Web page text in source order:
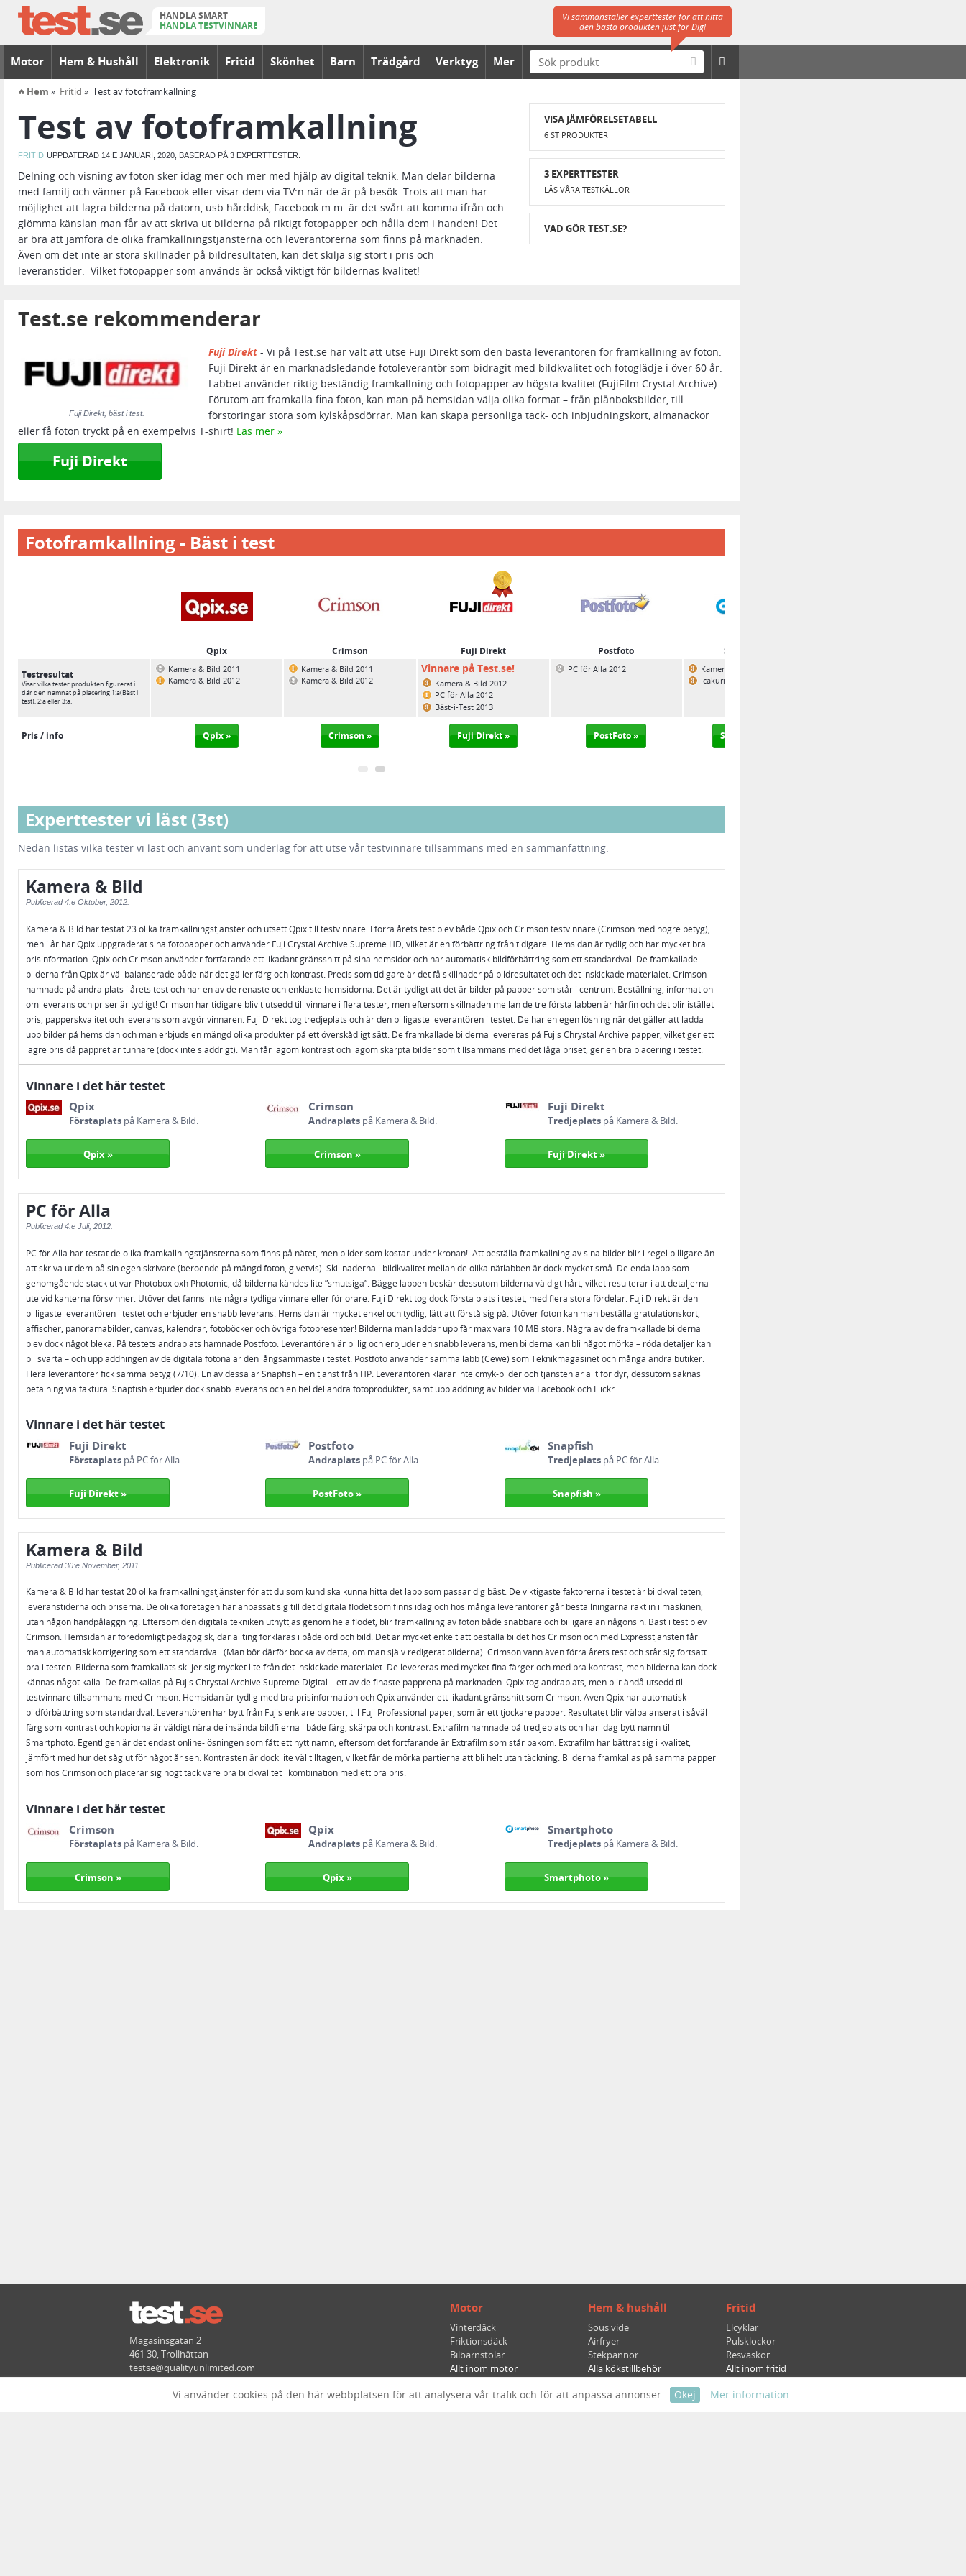
Vi använder cookies på den här webbplatsen för att analysera vår trafik och för att anpassa annonser. Okej Mer information
HANDLA SMART
HANDLA TESTVINNARE
Vi sammanställer experttester för att hitta
den bästa produkten just för Dig!
Motor Hem & Hushåll Elektronik Fritid Skönhet Barn Trädgård Verktyg Mer
⌂ Hem Fritid Test av fotoframkallning
Test av fotoframkallning
FRITID UPPDATERAD 14:E JANUARI, 2020, BASERAD PÅ 3 EXPERTTESTER.
Delning och visning av foton sker idag mer och mer med hjälp av digital teknik. Man delar bilderna
med familj och vänner på Facebook eller visar dem via TV:n när de är på besök. Trots att man har
möjlighet att lagra bilderna på datorn, usb hårddisk, Facebook m.m. är det svårt att komma ifrån och
glömma känslan man får av att skriva ut bilderna på riktigt fotopapper och hålla dem i handen! Det
är bra att jämföra de olika framkallningstjänsterna och leverantörerna som finns på marknaden.
Även om det inte är stora skillnader på bildresultaten, kan det skilja sig stort i pris och
leveranstider. Vilket fotopapper som används är också viktigt för bildernas kvalitet!
VISA JÄMFÖRELSETABELL
6 ST PRODUKTER
3 EXPERTTESTER
LÄS VÅRA TESTKÄLLOR
VAD GÖR TEST.SE?
Test.se rekommenderar
Fuji Direkt, bäst i test.
Fuji Direkt- Vi på Test.se har valt att utse Fuji Direkt som den bästa leverantören för framkallning av foton.
Fuji Direkt är en marknadsledande fotoleverantör som bidragit med bildkvalitet och fotoglädje i över 60 år.
Labbet använder riktig beständig framkallning och fotopapper av högsta kvalitet (FujiFilm Crystal Archive).
Förutom att framkalla fina foton, kan man på hemsidan välja olika format – från plånboksbilder, till
förstoringar stora som kylskåpsdörrar. Man kan skapa personliga tack- och inbjudningskort, almanackor
eller få foton tryckt på en exempelvis T-shirt! Läs mer
Fuji Direkt
Fotoframkallning - Bäst i test
Testresultat
Visar vilka tester produkten figurerat i
där den hamnat på placering 1:a(Bäst i
test), 2:a eller 3:a.
Pris / info
Testresultat
Visar vilka tester produkten figurerat i
där den hamnat på placering 1:a(Bäst i
test), 2:a eller 3:a.
Pris / info
Qpix
Kamera & Bild 2011
Kamera & Bild 2012
Qpix »
Crimson
Kamera & Bild 2011
Kamera & Bild 2012
Crimson »
Fuji Direkt
Vinnare på Test.se!
Kamera & Bild 2012
PC för Alla 2012
Bäst-i-Test 2013
Fuji Direkt »
Postfoto
PC för Alla 2012
PostFoto »
Smartphoto
Kamera & Bild 2011
Icakuriren 2012
Smartphoto »
Experttester vi läst (3st)
Nedan listas vilka tester vi läst och använt som underlag för att utse vår testvinnare tillsammans med en sammanfattning.
Kamera & Bild
Publicerad4:e Oktober, 2012.
Kamera & Bild har testat 23 olika framkallningstjänster och utsett Qpix till testvinnare. I förra årets test blev både Qpix och Crimson testvinnare (Crimson med högre betyg),
men i år har Qpix uppgraderat sina fotopapper och använder Fuji Crystal Archive Supreme HD, vilket är en förbättring från tidigare. Hemsidan är tydlig och har mycket bra
prisinformation. Qpix och Crimson använder fortfarande ett likadant gränssnitt på sina hemsidor och har automatisk bildförbättring som ett standardval. De framkallade
bilderna från Qpix är väl balanserade både när det gäller färg och kontrast. Precis som tidigare är det få skillnader på bildresultatet och det inskickade materialet. Crimson
hamnade på andra plats i årets test och har en av de renaste och enklaste hemsidorna. Det är tydligt att det är bilder på papper som står i centrum. Beställning, information
om leverans och priser är tydligt! Crimson har tidigare blivit utsedd till vinnare i flera tester, men eftersom skillnaden mellan de tre första labben är hårfin och det blir istället
pris, papperskvalitet och leverans som avgör vinnaren. Fuji Direkt tog tredjeplats och är den billigaste leverantören i testet. De har en egen lösning när det gäller att ladda
upp bilder på hemsidan och man erbjuds en mängd olika produkter på ett överskådligt sätt. De framkallade bilderna levereras på Fujis Chrystal Archive papper, vilket ger ett
lägre pris då pappret är tunnare (dock inte sladdrigt). Man får lagom kontrast och lagom skärpta bilder som tillsammans med det låga priset, ger en bra placering i testet.
Vinnare i det här testet
Qpix
Förstaplats på Kamera & Bild.
Qpix »
Crimson
Andraplats på Kamera & Bild.
Crimson »
Fuji Direkt
Tredjeplats på Kamera & Bild.
Fuji Direkt »
PC för Alla
Publicerad4:e Juli, 2012.
PC för Alla har testat de olika framkallningstjänsterna som finns på nätet, men bilder som kostar under kronan! Att beställa framkallning av sina bilder blir i regel billigare än
att skriva ut dem på sin egen skrivare (beroende på mängd foton, givetvis). Skillnaderna i bildkvalitet mellan de olika nätlabben är dock mycket små. De enda labb som
genomgående stack ut var Photobox oxh Photomic, då bilderna kändes lite ”smutsiga”. Bägge labben beskär dessutom bilderna väldigt hårt, vilket resulterar i att detaljerna
ute vid kanterna försvinner. Utöver det fanns inte några tydliga vinnare eller förlorare. Fuji Direkt tog dock första plats i testet, med flera stora fördelar. Fuji Direkt är den
billigaste leverantören i testet och erbjuder en snabb leverans. Hemsidan är mycket enkel och tydlig, lätt att förstå sig på. Utöver foton kan man beställa gratulationskort,
affischer, panoramabilder, canvas, kalendrar, fotoböcker och övriga fotopresenter! Bilderna man laddar upp får max vara 10 MB stora. Några av de framkallade bilderna
blev dock något bleka. På testets andraplats hamnade Postfoto. Leverantören är billig och erbjuder en snabb leverans, men bilderna kan bli något mörka – röda detaljer kan
bli svarta – och uppladdningen av de digitala fotona är den långsammaste i testet. Postfoto använder samma labb (Cewe) som Teknikmagasinet och många andra butiker.
Flera leverantörer fick samma betyg (7/10). En av dessa är Snapfish – en tjänst från HP. Leverantören klarar inte cmyk-bilder och tjänsten är allt för dyr, dessutom saknas
betalning via faktura. Snapfish erbjuder dock snabb leverans och en hel del andra fotoprodukter, samt uppladdning av bilder via Facebook och Flickr.
Vinnare i det här testet
Fuji Direkt
Förstaplats på PC för Alla.
Fuji Direkt »
Postfoto
Andraplats på PC för Alla.
PostFoto »
Snapfish
Tredjeplats på PC för Alla.
Snapfish »
Kamera & Bild
Publicerad30:e November, 2011.
Kamera & Bild har testat 20 olika framkallningstjänster för att du som kund ska kunna hitta det labb som passar dig bäst. De viktigaste faktorerna i testet är bildkvaliteten,
leveranstiderna och priserna. De olika företagen har anpassat sig till det digitala flödet som finns idag och hos många leverantörer går beställningarna rakt in i maskinen,
utan någon handpåläggning. Eftersom den digitala tekniken utnyttjas genom hela flödet, blir framkallning av foton både snabbare och billigare än någonsin. Bäst i test blev
Crimson. Hemsidan är föredömligt pedagogisk, där allting förklaras i både ord och bild. Det är mycket enkelt att beställa bildet hos Crimson och med Expresstjänsten får
man automatisk korrigering som ett standardval. (Man bör därför bocka av detta, om man själv redigerat bilderna). Crimson vann även förra årets test och står sig fortsatt
bra i testen. Bilderna som framkallats skiljer sig mycket lite från det inskickade materialet. De levereras med mycket fina färger och med bra kontrast, men bilderna kan dock
kännas något kalla. De framkallas på Fujis Chrystal Archive Supreme Digital – ett av de finaste papprena på marknaden. Qpix tog andraplats, men blir ändå utsedd till
testvinnare tillsammans med Crimson. Hemsidan är tydlig med bra prisinformation och Qpix använder ett likadant gränssnitt som Crimson. Även Qpix har automatisk
bildförbättring som standardval. Leverantören har bytt från Fujis enklare papper, till Fuji Professional paper, som är ett tjockare papper. Resultatet blir välbalanserat i såväl
färg som kontrast och kopiorna är väldigt nära de insända bildfilerna i både färg, skärpa och kontrast. Extrafilm hamnade på tredjeplats och har idag bytt namn till
Smartphoto. Egentligen är det endast online-lösningen som fått ett nytt namn, eftersom det fortfarande är Extrafilm som står bakom. Extrafilm har bättrat sig i kvalitet,
jämfört med hur det såg ut för något år sen. Kontrasten är dock lite väl tilltagen, vilket får de mörka partierna att bli helt utan täckning. Bilderna framkallas på samma papper
som hos Crimson och placerar sig högt tack vare bra bildkvalitet i kombination med ett bra pris.
Vinnare i det här testet
Crimson
Förstaplats på Kamera & Bild.
Crimson »
Qpix
Andraplats på Kamera & Bild.
Qpix »
Smartphoto
Tredjeplats på Kamera & Bild.
Smartphoto »
Magasinsgatan 2
461 30, Trollhättan
testse@qualityunlimited.com
Datapolicy
Motor
Vinterdäck
Friktionsdäck
Bilbarnstolar
Allt inom motor
Hem & hushåll
Sous vide
Airfryer
Stekpannor
Alla kökstillbehör
Fritid
Elcyklar
Pulsklockor
Resväskor
Allt inom fritid
Vitvaror Trädgård